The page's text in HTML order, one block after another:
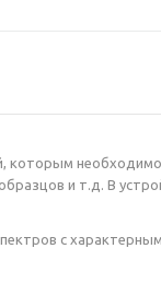
которым
и т.д. В
с